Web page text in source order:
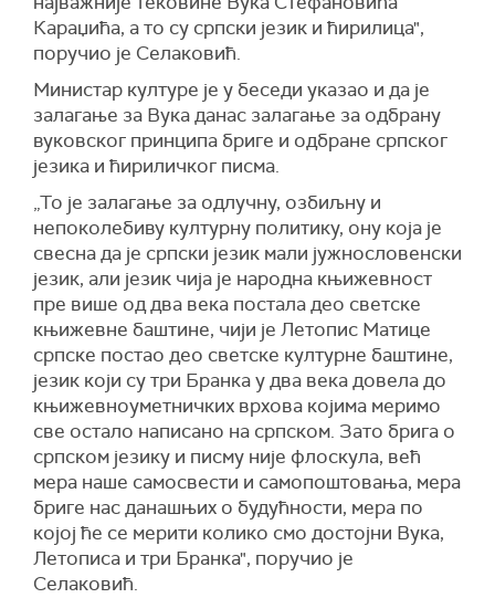
Караџића, а то су српски језик и ћирилица",
поручио је Селаковић.
Министар културе је у беседи указао и да је
залагање за Вука данас залагање за одбрану
вуковског принципа бриге и одбране српског
језика и ћириличког писма.
„То је залагање за одлучну, озбиљну и
непоколебиву културну политику, ону која је
свесна да је српски језик мали јужнословенски
језик, али језик чија је народна књижевност
пре више од два века постала део светске
књижевне баштине, чији је Летопис Матице
српске постао део светске културне баштине,
језик који су три Бранка у два века довела до
књижевноуметничких врхова којима меримо
све остало написано на српском. Зато брига о
српском језику и писму није флоскула, већ
мера наше самосвести и самопоштовања, мера
бриге нас данашњих о будућности, мера по
којој ће се мерити колико смо достојни Вука,
Летописа и три Бранка", поручио је
Селаковић.